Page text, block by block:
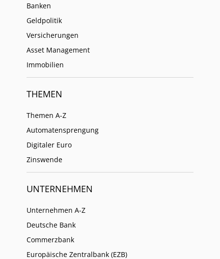
Banken
Geldpolitik
Versicherungen
Asset Management
Immobilien
THEMEN
Themen A-Z
Automatensprengung
Digitaler Euro
Zinswende
UNTERNEHMEN
Unternehmen A-Z
Deutsche Bank
Commerzbank
Europäische Zentralbank (EZB)